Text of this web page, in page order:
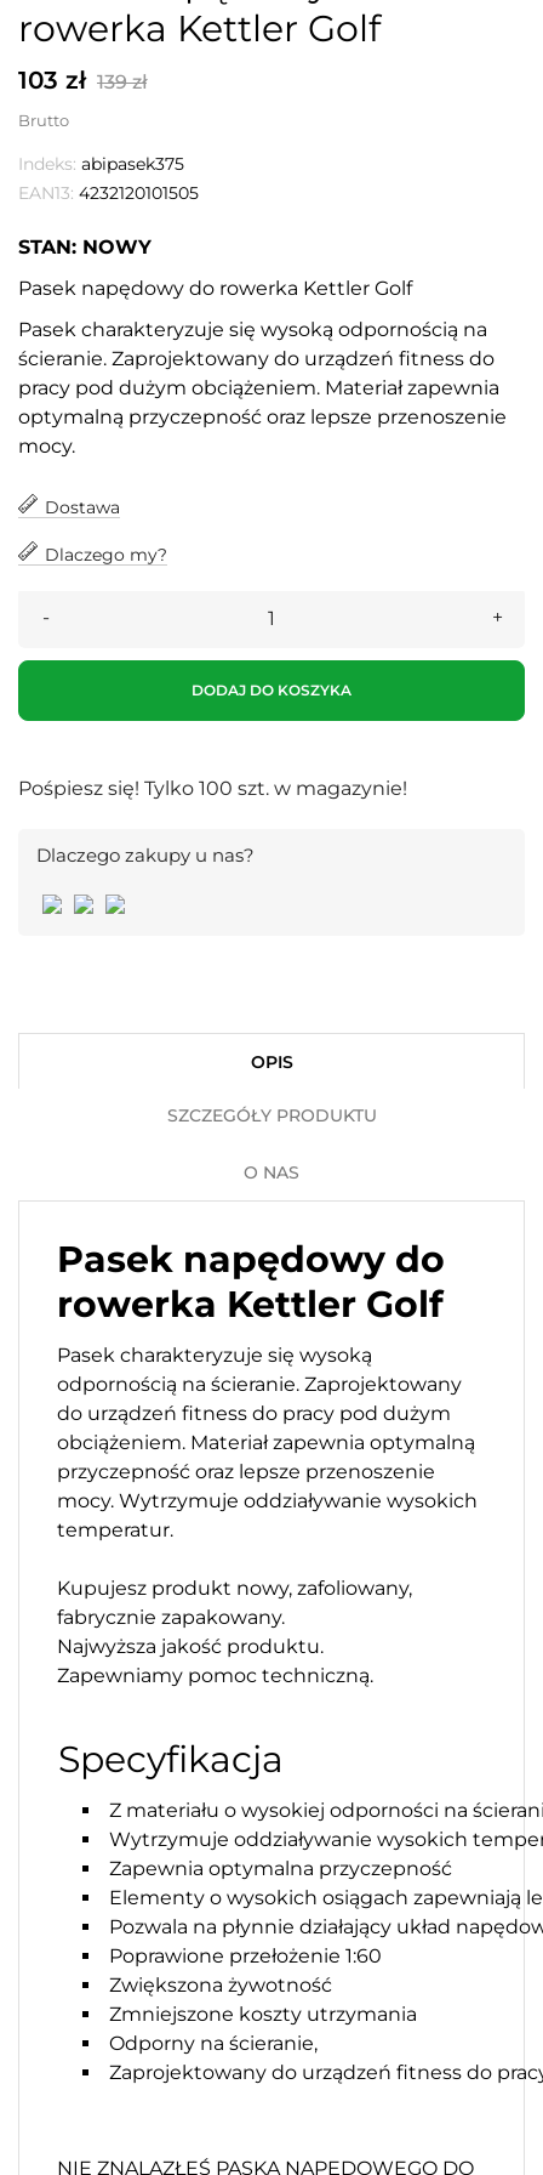
rowerka Kettler Golf
103 zł 139 zł
Brutto
Indeks: abipasek375
EAN13: 4232120101505
STAN: NOWY
Pasek napędowy do rowerka Kettler Golf
Pasek charakteryzuje się wysoką odpornością na
ścieranie. Zaprojektowany do urządzeń fitness do
pracy pod dużym obciążeniem. Materiał zapewnia
optymalną przyczepność oraz lepsze przenoszenie
mocy.
Dostawa
Dlaczego my?
DODAJ DO KOSZYKA
Pośpiesz się! Tylko 100 szt. w magazynie!
Dlaczego zakupy u nas?
OPIS
SZCZEGÓŁY PRODUKTU
O NAS
Pasek napędowy do
rowerka Kettler Golf
Pasek charakteryzuje się wysoką
odpornością na ścieranie. Zaprojektowany
do urządzeń fitness do pracy pod dużym
obciążeniem. Materiał zapewnia optymalną
przyczepność oraz lepsze przenoszenie
mocy. Wytrzymuje oddziaływanie wysokich
temperatur.
Kupujesz produkt nowy, zafoliowany,
fabrycznie zapakowany.
Najwyższa jakość produktu.
Zapewniamy pomoc techniczną.
Specyfikacja
Z materiału o wysokiej odporności na
Wytrzymuje oddziaływanie wysokich
Zapewnia optymalna przyczepność
Elementy o wysokich osiągach zapewniają
Pozwala na płynnie działający układ
Poprawione przełożenie 1:60
Zwiększona żywotność
Zmniejszone koszty utrzymania
Odporny na ścieranie,
Zaprojektowany do urządzeń fitness do
NIE ZNALAZŁEŚ PASKA NAPĘDOWEGO DO